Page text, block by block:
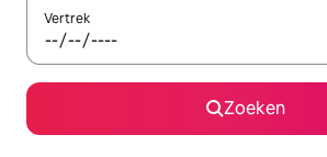
Vertrek
Zoeken